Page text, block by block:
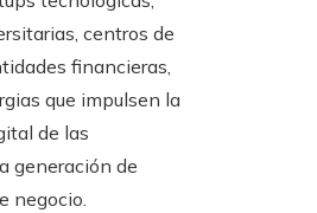
centros de
financieras,
que impulsen la
de las
generación de
negocio.